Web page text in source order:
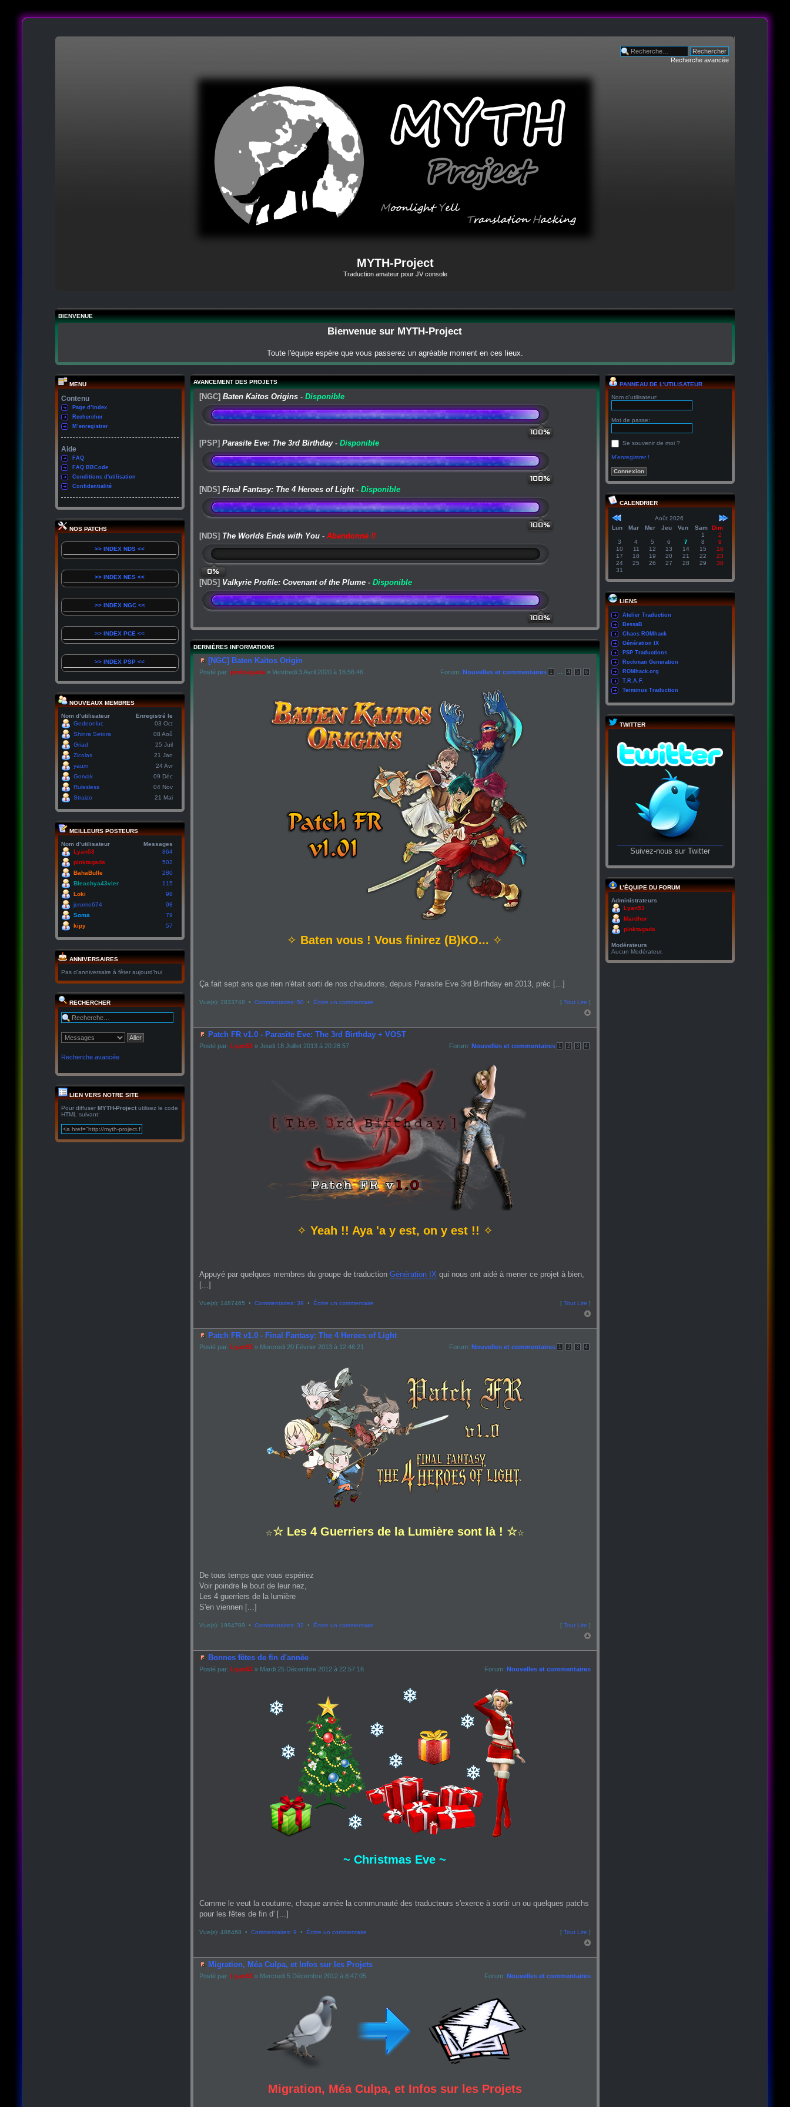
Recherche avancée
MYTH-Project
Traduction amateur pour JV console
BIENVENUE
Bienvenue sur MYTH-Project
Toute l'équipe espère que vous passerez un agréable moment en ces lieux.
MENU
Contenu
Page d’index
Rechercher
M’enregistrer
Aide
FAQ
FAQ BBCode
Conditions d'utilisation
Confidentialité
NOS PATCHS
>> INDEX NDS <<
>> INDEX NES <<
>> INDEX NGC <<
>> INDEX PCE <<
>> INDEX PSP <<
NOUVEAUX MEMBRES
Nom d’utilisateur
Enregistré le
Gedeonluc
03 Oct
Shinra Setora
08 Aoû
Griad
25 Juil
Zicolas
21 Jan
yaum
24 Avr
Gorvak
09 Déc
Rulesless
04 Nov
Straizo
21 Mai
MEILLEURS POSTEURS
Nom d’utilisateur
Messages
Lyan53
864
pinktagada
502
BahaBulle
280
Bleachya43vier
115
Loki
98
jerome674
98
Soma
79
kipy
57
ANNIVERSAIRES
Pas d’anniversaire à fêter aujourd’hui
RECHERCHER
Recherche avancée
LIEN VERS NOTRE SITE
Pour diffuser MYTH-Projectutilisez le code
HTML suivant:
AVANCEMENT DES PROJETS
[NGC] Baten Kaitos Origins- Disponible
100%
[PSP] Parasite Eve: The 3rd Birthday- Disponible
100%
[NDS] Final Fantasy: The 4 Heroes of Light- Disponible
100%
[NDS] The Worlds Ends with You- Abandonné !!
0%
[NDS] Valkyrie Profile: Covenant of the Plume- Disponible
100%
DERNIÈRES INFORMATIONS
[NGC] Baten Kaitos Origin
1 4 5 6
Posté par: pinktagada» Vendredi 3 Avril 2020 à 16:56:46 Forum: Nouvelles et commentaires
✧ Baten vous ! Vous finirez (B)KO... ✧
Ça fait sept ans que rien n'était sorti de nos chaudrons, depuis Parasite Eve 3rd Birthday en 2013, préc [...]
Vue(s): 2833748 • Commentaires: 50• Écrire un commentaire [ Tout Lire ]
Patch FR v1.0 - Parasite Eve: The 3rd Birthday + VOST
1 2 3 4
Posté par: Lyan53» Jeudi 18 Juillet 2013 à 20:28:57 Forum: Nouvelles et commentaires
✧ Yeah !! Aya 'a y est, on y est !! ✧
Appuyé par quelques membres du groupe de traduction Génération IX qui nous ont aidé à mener ce projet à bien,
[...]
Vue(s): 1487465 • Commentaires: 39 • Écrire un commentaire [ Tout Lire ]
Patch FR v1.0 - Final Fantasy: The 4 Heroes of Light
1 2 3 4
Posté par: Lyan53» Mercredi 20 Février 2013 à 12:46:21 Forum: Nouvelles et commentaires
☆☆ Les 4 Guerriers de la Lumière sont là ! ☆☆
De tous temps que vous espériez
Voir poindre le bout de leur nez,
Les 4 guerriers de la lumière
S'en viennen [...]
Vue(s): 1994789 • Commentaires: 32 • Écrire un commentaire [ Tout Lire ]
Bonnes fêtes de fin d'année
Posté par: Lyan53» Mardi 25 Décembre 2012 à 22:57:16 Forum: Nouvelles et commentaires
~ Christmas Eve ~
Comme le veut la coutume, chaque année la communauté des traducteurs s'exerce à sortir un ou quelques patchs
pour les fêtes de fin d' [...]
Vue(s): 486468 • Commentaires: 9 • Écrire un commentaire [ Tout Lire ]
Migration, Méa Culpa, et Infos sur les Projets
Posté par: Lyan53» Mercredi 5 Décembre 2012 à 8:47:05 Forum: Nouvelles et commentaires
Migration, Méa Culpa, et Infos sur les Projets
PANNEAU DE L’UTILISATEUR
Nom d’utilisateur:
Mot de passe:
Se souvenir de moi ?
M’enregistrer !
CALENDRIER
Août 2026
Lun
Mar Mer Jeu Ven Sam
Dim
1
2
3
4 5 6 7 8
9
10
11 12 13 14 15
16
17
18 19 20 21 22
23
24
25 26 27 28 29
30
31
LIENS
Atelier Traduction
BessaB
Chaos ROMhack
Génération IX
PSP Traductions
Rockman Generation
ROMhack.org
T.R.A.F.
Terminus Traduction
TWITTER
Suivez-nous sur Twitter
L’ÉQUIPE DU FORUM
Administrateurs
Lyan53
Mardhor
pinktagada
Modérateurs
Aucun Modérateur.